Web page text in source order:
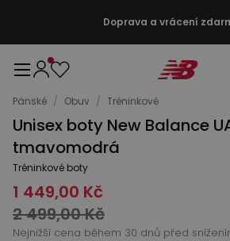
Doprava a vrácení
Pánské / Obuv / Tréninkové
Unisex boty New Balance
tmavomodrá
Tréninkové boty
1 449,00 Kč
2 499,00 Kč
Nejnižší cena během 30 dnů před